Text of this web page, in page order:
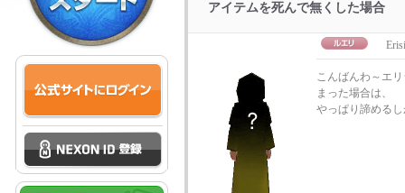
アイテムを死んで無くした場合
こんばんわ～エ
まった場合は、
やっぱり諦める